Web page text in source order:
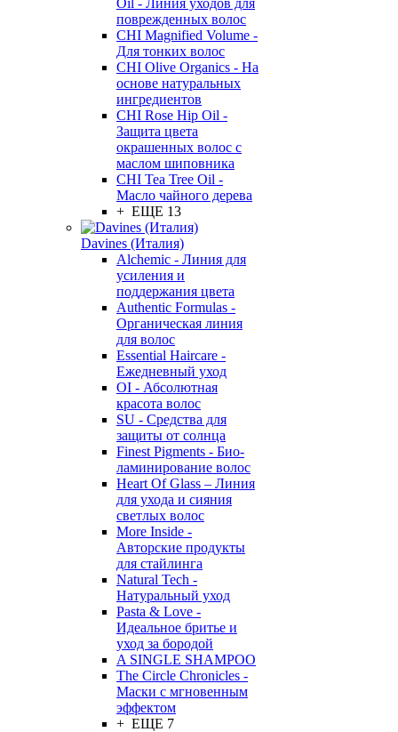
Oil - Линия уходов для
поврежденных волос
CHI Magnified Volume -
Для тонких волос
CHI Olive Organics - На
основе натуральных
ингредиентов
CHI Rose Hip Oil -
Защита цвета
окрашенных волос с
маслом шиповника
CHI Tea Tree Oil -
Масло чайного дерева
+ ЕЩЕ 13
Davines (Италия)
Alchemic - Линия для
усиления и
поддержания цвета
Authentic Formulas -
Органическая линия
для волос
Essential Haircare -
Eжедневный уход
OI - Абсолютная
красота волос
SU - Средства для
защиты от солнца
Finest Pigments - Био-
ламинирование волос
Heart Of Glass – Линия
для ухода и сияния
светлых волос
More Inside -
Авторские продукты
для стайлинга
Natural Tech -
Натуральный уход
Pasta & Love -
Идеальное бритье и
уход за бородой
A SINGLE SHAMPOO
The Circle Chronicles -
Маски с мгновенным
эффектом
+ ЕЩЕ 7